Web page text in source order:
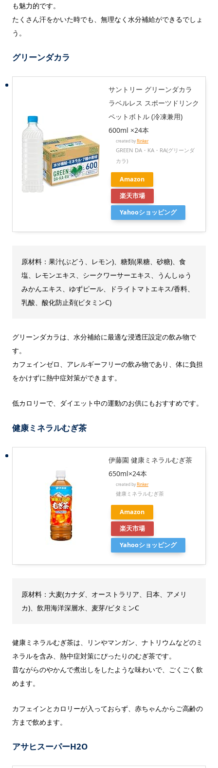
も魅力的です。
たくさん汗をかいた時でも、無理なく水分補給ができるでしょ
う。
グリーンダカラ
サントリー グリーンダカラ
ラベルレス スポーツドリンク
ペットボトル (冷凍兼用)
600ml ×24本
created byRinker
GREEN DA・KA・RA(グリーンダ
カラ)
Amazon
楽天市場
Yahooショッピング
原材料：果汁(ぶどう、レモン)、糖類(果糖、砂糖)、食
塩、レモンエキス、シークワーサーエキス、うんしゅう
みかんエキス、ゆずピール、ドライトマトエキス/香料、
乳酸、酸化防止剤(ビタミンC)
グリーンダカラは、水分補給に最適な浸透圧設定の飲み物で
す。
カフェインゼロ、アレルギーフリーの飲み物であり、体に負担
をかけずに熱中症対策ができます。
低カロリーで、ダイエット中の運動のお供にもおすすめです。
健康ミネラルむぎ茶
伊藤園 健康ミネラルむぎ茶
650ml×24本
created byRinker
健康ミネラルむぎ茶
Amazon
楽天市場
Yahooショッピング
原材料：大麦(カナダ、オーストラリア、日本、アメリ
カ)、飲用海洋深層水、麦芽/ビタミンC
健康ミネラルむぎ茶は、リンやマンガン、ナトリウムなどのミ
ネラルを含み、熱中症対策にぴったりのむぎ茶です。
昔ながらのやかんで煮出しをしたような味わいで、ごくごく飲
めます。
カフェインとカロリーが入っておらず、赤ちゃんからご高齢の
方まで飲めます。
アサヒスーパーH2O